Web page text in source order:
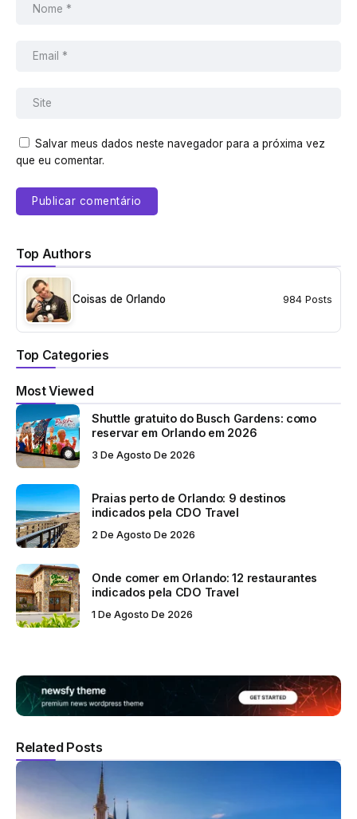
Salvar meus dados neste navegador para a próxima vez
que eu comentar.
Top Authors
Coisas de Orlando 984 Posts
Top Categories
Most Viewed
Shuttle gratuito do Busch Gardens: como
reservar em Orlando em 2026
3 De Agosto De 2026
Praias perto de Orlando: 9 destinos
indicados pela CDO Travel
2 De Agosto De 2026
Onde comer em Orlando: 12 restaurantes
indicados pela CDO Travel
1 De Agosto De 2026
Related Posts